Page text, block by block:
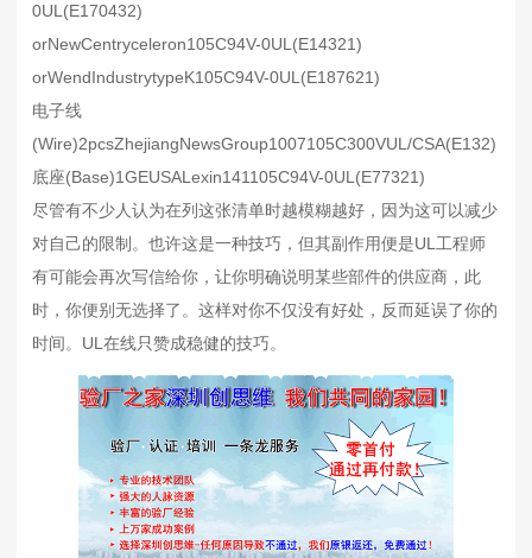
0UL(E170432)
orNewCentryceleron105C94V-0UL(E14321)
orWendIndustrytypeK105C94V-0UL(E187621)
电子线
(Wire)2pcsZhejiangNewsGroup1007105C300VUL/CSA(E132)
底座(Base)1GEUSALexin141105C94V-0UL(E77321)
尽管有不少人认为在列这张清单时越模糊越好，因为这可以减少
对自己的限制。也许这是一种技巧，但其副作用便是UL工程师
有可能会再次写信给你，让你明确说明某些部件的供应商，此
时，你便别无选择了。这样对你不仅没有好处，反而延误了你的
时间。UL在线只赞成稳健的技巧。